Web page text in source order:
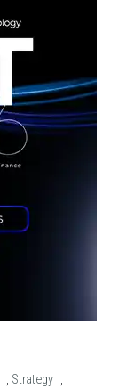
, Strategy ,